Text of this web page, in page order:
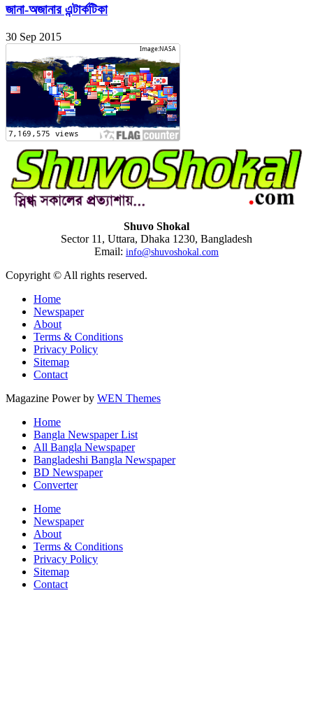
জানা-অজানার এন্টার্কটিকা
30 Sep 2015
Shuvo Shokal
Sector 11, Uttara, Dhaka 1230, Bangladesh
Email: info@shuvoshokal.com
Copyright © All rights reserved.
Home
Newspaper
About
Terms & Conditions
Privacy Policy
Sitemap
Contact
Magazine Power by WEN Themes
Home
Bangla Newspaper List
All Bangla Newspaper
Bangladeshi Bangla Newspaper
BD Newspaper
Converter
Home
Newspaper
About
Terms & Conditions
Privacy Policy
Sitemap
Contact